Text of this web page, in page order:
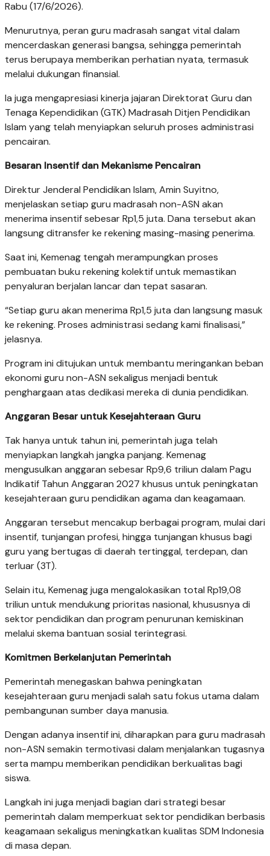
Rabu (17/6/2026).
Menurutnya, peran guru madrasah sangat vital dalam
mencerdaskan generasi bangsa, sehingga pemerintah
terus berupaya memberikan perhatian nyata, termasuk
melalui dukungan finansial.
Ia juga mengapresiasi kinerja jajaran Direktorat Guru dan
Tenaga Kependidikan (GTK) Madrasah Ditjen Pendidikan
Islam yang telah menyiapkan seluruh proses administrasi
pencairan.
Besaran Insentif dan Mekanisme Pencairan
Direktur Jenderal Pendidikan Islam, Amin Suyitno,
menjelaskan setiap guru madrasah non-ASN akan
menerima insentif sebesar Rp1,5 juta. Dana tersebut akan
langsung ditransfer ke rekening masing-masing penerima.
Saat ini, Kemenag tengah merampungkan proses
pembuatan buku rekening kolektif untuk memastikan
penyaluran berjalan lancar dan tepat sasaran.
“Setiap guru akan menerima Rp1,5 juta dan langsung masuk
ke rekening. Proses administrasi sedang kami finalisasi,”
jelasnya.
Program ini ditujukan untuk membantu meringankan beban
ekonomi guru non-ASN sekaligus menjadi bentuk
penghargaan atas dedikasi mereka di dunia pendidikan.
Anggaran Besar untuk Kesejahteraan Guru
Tak hanya untuk tahun ini, pemerintah juga telah
menyiapkan langkah jangka panjang. Kemenag
mengusulkan anggaran sebesar Rp9,6 triliun dalam Pagu
Indikatif Tahun Anggaran 2027 khusus untuk peningkatan
kesejahteraan guru pendidikan agama dan keagamaan.
Anggaran tersebut mencakup berbagai program, mulai dari
insentif, tunjangan profesi, hingga tunjangan khusus bagi
guru yang bertugas di daerah tertinggal, terdepan, dan
terluar (3T).
Selain itu, Kemenag juga mengalokasikan total Rp19,08
triliun untuk mendukung prioritas nasional, khususnya di
sektor pendidikan dan program penurunan kemiskinan
melalui skema bantuan sosial terintegrasi.
Komitmen Berkelanjutan Pemerintah
Pemerintah menegaskan bahwa peningkatan
kesejahteraan guru menjadi salah satu fokus utama dalam
pembangunan sumber daya manusia.
Dengan adanya insentif ini, diharapkan para guru madrasah
non-ASN semakin termotivasi dalam menjalankan tugasnya
serta mampu memberikan pendidikan berkualitas bagi
siswa.
Langkah ini juga menjadi bagian dari strategi besar
pemerintah dalam memperkuat sektor pendidikan berbasis
keagamaan sekaligus meningkatkan kualitas SDM Indonesia
di masa depan.